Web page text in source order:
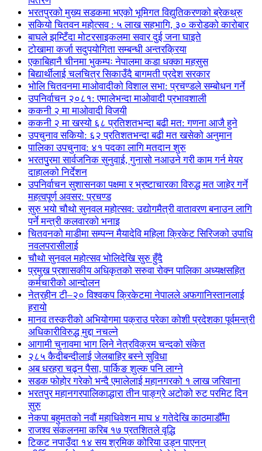
भरतपुरको मुख्य सडकमा भएको भूमिगत विद्युतिकरणको ब्रेकथ्रु
सकियो चितवन महोत्सव : ५ लाख सहभागि, ३० करोडको कारोबार
बाघले झम्टिँदा मोटरसाइकलमा सवार दुई जना घाइते
टोखामा कर्जा सदुपयोगिता सम्बन्धी अन्तरक्रिया
एकाबिहानै चीनमा भुकम्पः नेपालमा कडा धक्का महसुस
बिद्यार्थीलाई चलचित्र सिकाउँदै बागमती प्रदेश सरकार
भोलि चितवनमा माओवादीको विशाल सभा: प्रचण्डले सम्बोधन गर्ने
उपनिर्वाचन २०८१: एमालेभन्दा माओवादी प्रभावशाली
ककनी २ मा माओवादी विजयी
ककनी २ मा खस्यो ६८ प्रतिशतभन्दा बढी मत: गणना आजै हुने
उपचुनाव सकियो: ६२ प्रतिशतभन्दा बढी मत खसेको अनुमान
पालिका उपचुनाव: ४१ पदका लागि मतदान शुरु
भरतपुुरमा सार्वजनिक सुनुवाई, गुनासो नआउने गरी काम गर्न मेयर
दाहालको निर्देशन
उपनिर्वाचन सुशासनका पक्षमा र भ्रष्टाचारका विरुद्ध मत जाहेर गर्ने
महत्वपूर्ण अवसर: प्रचण्ड
सुरु भयो चौथो सुनवल महोत्सव: उद्योगमैत्री वातावरण बनाउन लागि
पर्ने मन्त्री कलवारको भनाइ
चितवनको माडीमा सम्पन्न मैयादेवि महिला क्रिकेट सिरिजको उपाधि
नवलपरासीलाई
चौथो सुनवल महोत्सव भोलिदेखि सुरु हुँदै
प्रमुख प्रशासकीय अधिकृतको सरुवा रोक्न पालिका अध्यक्षसहित
कर्मचारीको आन्दोलन
नेत्रहीन टी–२० विश्वकप क्रिकेटमा नेपालले अफगानिस्तानलाई
हरायो
मानव तस्करीको अभियोगमा पक्राउ परेका कोशी प्रदेशका पूर्वमन्त्री
अधिकारीविरुद्ध मुद्दा नचल्ने
आगामी चुनावमा भाग लिने नेत्रविक्रम चन्दको संकेत
२८५ कैदीबन्दीलाई जेलबाहिर बस्ने सुविधा
अब धरहरा चढ्न पैसा, पार्किङ शुल्क पनि लाग्ने
सडक फोहोर गरेको भन्दै एमालेलाई महानगरको १ लाख जरिवाना
भरतपुर महानगरपालिकाद्धारा तीन पाङ्ग्रे अटोको रुट परमिट दिन
सुरु
नेकपा बहुमतको नवौं महाधिवेशन माघ ४ गतेदेखि काठमाडौँमा
राजश्व संकलनमा करिब १७ प्रतशितले वृद्धि
टिकट नपाउँदा १४ सय श्रमिक कोरिया उड्न पाएनन्